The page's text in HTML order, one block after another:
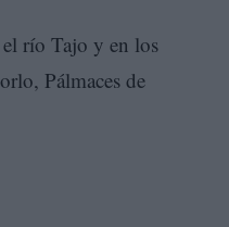
el río Tajo y en los
Pálmaces de